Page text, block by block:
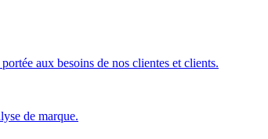
aux besoins de nos clientes et clients.
de marque.